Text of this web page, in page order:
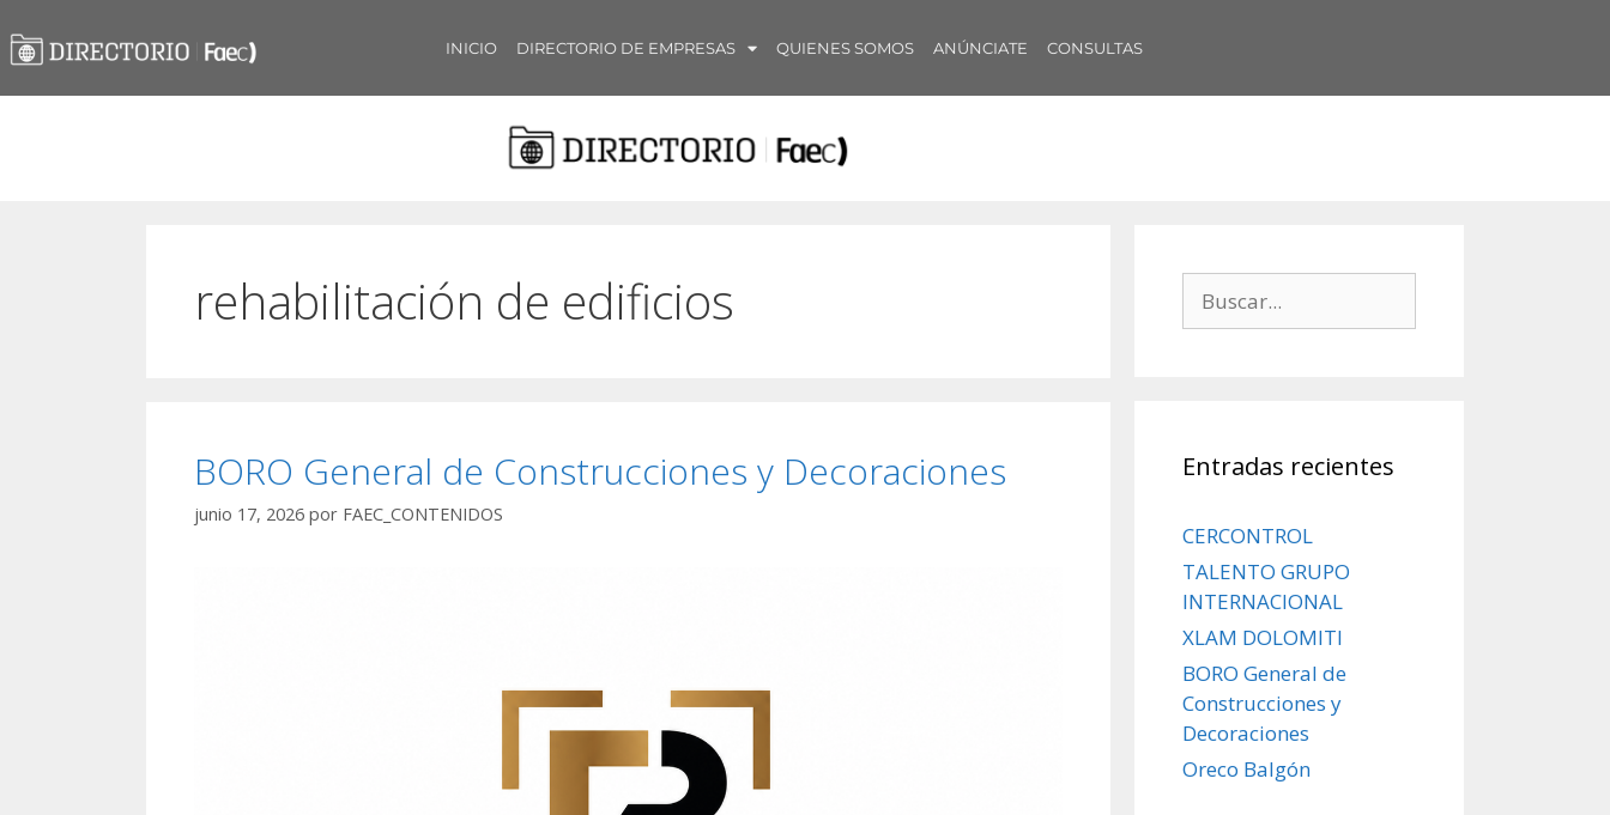
INICIO DIRECTORIO DE EMPRESAS QUIENES SOMOS ANÚNCIATE CONSULTAS
rehabilitación de edificios
BORO General de Construcciones y Decoraciones
junio 17, 2026 por FAEC_CONTENIDOS
Entradas recientes
CERCONTROL
TALENTO GRUPO
INTERNACIONAL
XLAM DOLOMITI
BORO General de
Construcciones y
Decoraciones
Oreco Balgón